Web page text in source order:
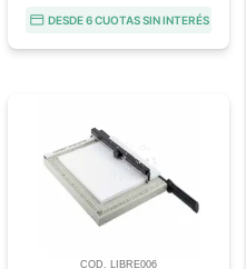
DESDE 6 CUOTAS SIN INTERÉS
COD. LIBRE006